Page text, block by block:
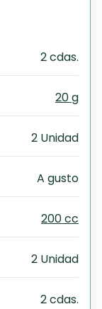
2 cdas.
20 g
2 Unidad
A gusto
200 cc
2 Unidad
2 cdas.